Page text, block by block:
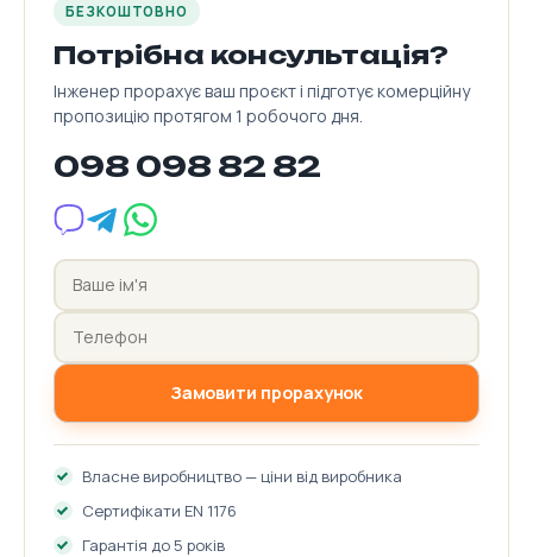
БЕЗКОШТОВНО
Потрібна консультація?
Інженер прорахує ваш проєкт і підготує комерційну
пропозицію протягом 1 робочого дня.
098 098 82 82
Замовити прорахунок
Власне виробництво — ціни від виробника
Сертифікати EN 1176
Гарантія до 5 років